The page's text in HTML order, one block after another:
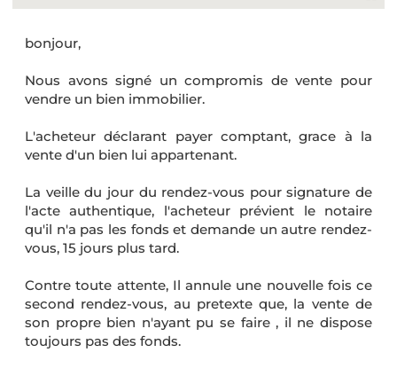
bonjour,
Nous avons signé un compromis de vente pour
vendre un bien immobilier.
L'acheteur déclarant payer comptant, grace à la
vente d'un bien lui appartenant.
La veille du jour du rendez-vous pour signature de
l'acte authentique, l'acheteur prévient le notaire
qu'il n'a pas les fonds et demande un autre rendez-
vous, 15 jours plus tard.
Contre toute attente, Il annule une nouvelle fois ce
second rendez-vous, au pretexte que, la vente de
son propre bien n'ayant pu se faire , il ne dispose
toujours pas des fonds.